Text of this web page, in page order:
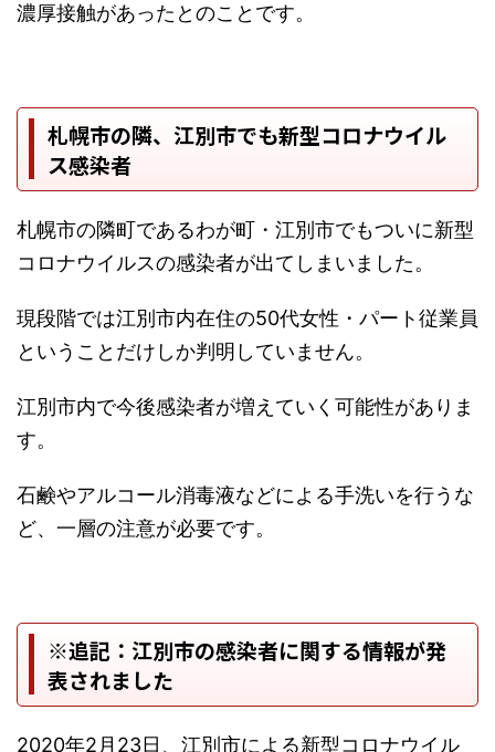
濃厚接触があったとのことです。
札幌市の隣、江別市でも新型コロナウイル
ス感染者
札幌市の隣町であるわが町・江別市でもついに新型
コロナウイルスの感染者が出てしまいました。
現段階では江別市内在住の50代女性・パート従業員
ということだけしか判明していません。
江別市内で今後感染者が増えていく可能性がありま
す。
石鹸やアルコール消毒液などによる手洗いを行うな
ど、一層の注意が必要です。
※追記：江別市の感染者に関する情報が発
表されました
2020年2月23日、江別市による新型コロナウイル